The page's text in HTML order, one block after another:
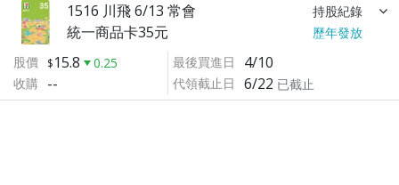
1516 川飛 6/13 常會 持股紀錄
統一商品卡35元
歷年發放
股價
15.8
0.25
收購 --
最後買進日 4/10
代領截止日 6/22 已截止